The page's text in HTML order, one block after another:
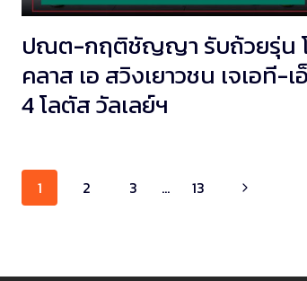
ปณต-กฤติชัญญา รับถ้วยรุ่น
คลาส เอ สวิงเยาวชน เจเอที-
4 โลตัส วัลเลย์ฯ
Page
1 2 3 … 13